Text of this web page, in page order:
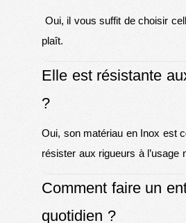
Oui, il vous suffit de choisir
plaît.
Elle est résistante
?
Oui, son matériau en Inox est
résister aux rigueurs à l’usage
Comment faire un
quotidien ?